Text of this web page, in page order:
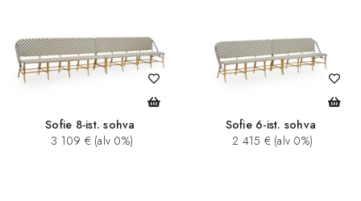
Sofie 8-ist. sohva
3 109 € (alv 0%)
Sofie 6-ist. sohva
2 415 € (alv 0%)